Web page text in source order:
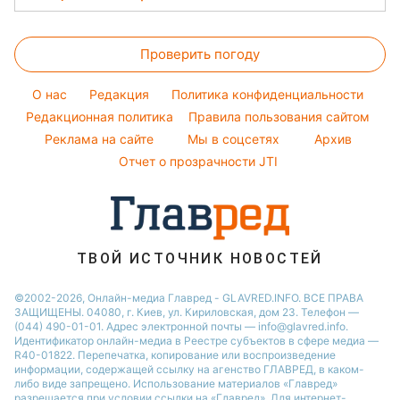
София Ротару
Ольга Сумская
Филипп Киркоров
Новости Полтавы
Новости Одессы
Новости Сум
Новости Черкассы
Новости Ровно
Красивый маникюр
Модные ошибки
Советы от Андре Тана
Тесты по картинке
Оптические иллюзии
Народные приметы
Все о шоу-бизнесе
Комнатные растения
Все о сале
Уборка
Авто
Проверить погоду
O нас Редакция
Политика конфиденциальности
Редакционная политика
Правила пользования сайтом
Реклама на сайте
Мы в соцсетях
Архив
Отчет о прозрачности JTI
ТВОЙ ИСТОЧНИК НОВОСТЕЙ
©2002-2026, Онлайн-медиа Главред - GLAVRED.INFO. ВСЕ ПРАВА
ЗАЩИЩЕНЫ. 04080, г. Киев, ул. Кириловская, дом 23. Телефон —
(044) 490-01-01. Адрес электронной почты — info@glavred.info.
Идентификатор онлайн-медиа в Реестре cубъектов в сфере медиа —
R40-01822. Перепечатка, копирование или воспроизведение
информации, содержащей ссылку на агенство ГЛАВРЕД, в каком-
либо виде запрещено. Использование материалов «Главред»